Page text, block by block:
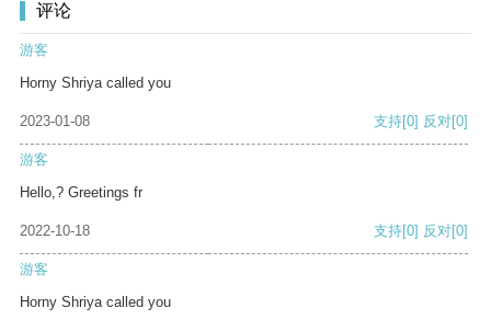
评论
游客
Horny Shriya called you
2023-01-08 支持[0] 反对[0]
游客
Hello,? Greetings fr
2022-10-18 支持[0] 反对[0]
游客
Horny Shriya called you